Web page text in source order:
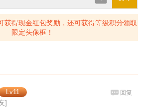
获得现金红包奖励，还可获得等级积分领取
限定头像框！
Lv11
]
回复